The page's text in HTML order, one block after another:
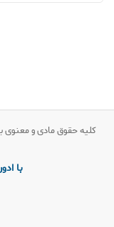
کلیه حقوق مادی و
با ادوردز 20 همیشه